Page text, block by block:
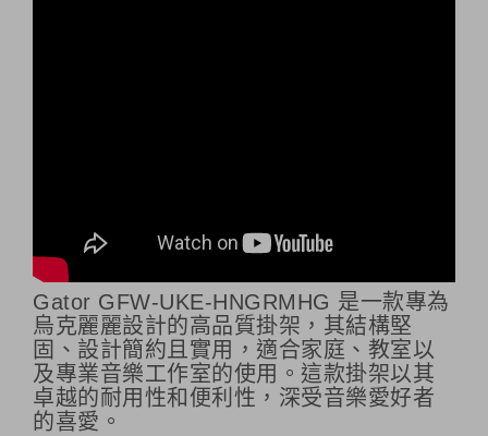
Gator GFW-UKE-HNGRMHG 是一款專為
烏克麗麗設計的高品質掛架，其結構堅
固、設計簡約且實用，適合家庭、教室以
及專業音樂工作室的使用。這款掛架以其
卓越的耐用性和便利性，深受音樂愛好者
的喜愛。